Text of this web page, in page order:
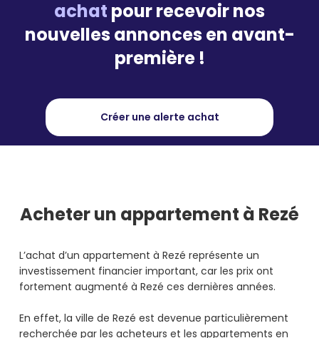
achat pour recevoir nos
nouvelles annonces en avant-
première !
Créer une alerte achat
Acheterun appartement à Rezé
L’achat d’un appartement à Rezé représente un
investissement financier important, car les prix ont
fortement augmenté à Rezé ces dernières années.
En effet, la ville de Rezé est devenue particulièrement
recherchée par les acheteurs et les appartements en